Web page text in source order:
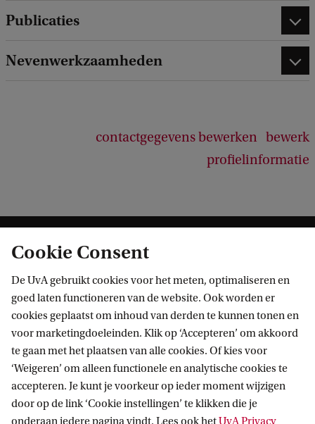
Publicaties
Nevenwerkzaamheden
contactgegevens bewerken bewerk
profielinformatie
Informatie voor
Bachelorstudiekiezers
Masterstudiekiezers
UvA-studenten
Medewerkers
Direct naar
Webmail
Contact
Cookie Consent
De UvA gebruikt cookies voor het meten, optimaliseren en
goed laten functioneren van de website. Ook worden er
cookies geplaatst om inhoud van derden te kunnen tonen en
voor marketingdoeleinden. Klik op ‘Accepteren’ om akkoord
te gaan met het plaatsen van alle cookies. Of kies voor
‘Weigeren’ om alleen functionele en analytische cookies te
accepteren. Je kunt je voorkeur op ieder moment wijzigen
door op de link ‘Cookie instellingen’ te klikken die je
onderaan iedere pagina vindt. Lees ook hetUvA Privacy
k